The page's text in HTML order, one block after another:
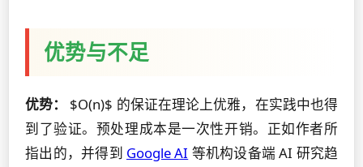
优势与不足
优势：
$O(n)$ 的保证在理论上优雅，在实践中也得
到了验证。预处理成本是一次性开销。正如作者所
指出的，并得到 Google AI 等机构设备端 AI 研究趋